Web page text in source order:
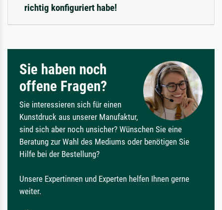
richtig konfiguriert habe!
Sie haben noch
offene Fragen?
Sie interessieren sich für einen
Kunstdruck aus unserer Manufaktur,
sind sich aber noch unsicher? Wünschen Sie eine
Beratung zur Wahl des Mediums oder benötigen Sie
Hilfe bei der Bestellung?
Unsere Expertinnen und Experten helfen Ihnen gerne
weiter.